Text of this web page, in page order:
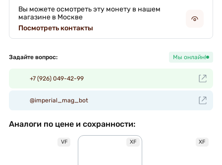
Вы можете осмотреть эту монету в нашем
магазине в Москве
Посмотреть контакты
Задайте вопрос: Мы онлайн!
+7 (926) 049-42-99
@imperial_mag_bot
Аналоги по цене и сохранности:
VF XF XF